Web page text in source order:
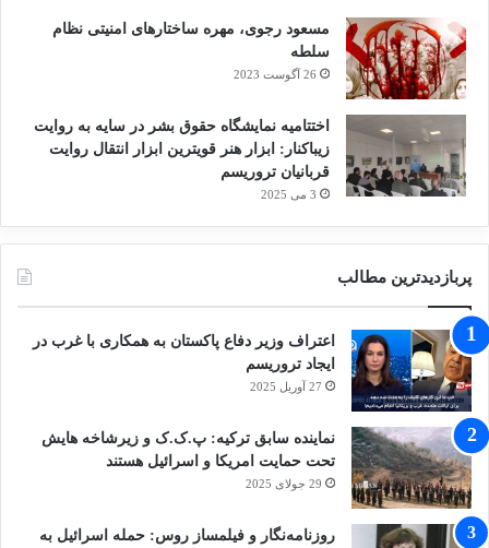
مسعود رجوی، مهره ساختارهای امنیتی نظام
سلطه
26 آگوست 2023
اختتامیه نمایشگاه حقوق بشر در سایه به روایت
زیباکنار: ابزار هنر قویترین ابزار انتقال روایت
قربانیان تروریسم
3 می 2025
پربازدیدترین مطالب
اعتراف وزیر دفاع پاکستان به همکاری با غرب در
ایجاد تروریسم
27 آوریل 2025
نماینده سابق ترکیه: پ.ک.ک و زیرشاخه هایش
تحت حمایت امریکا و اسرائیل هستند
29 جولای 2025
روزنامه‌نگار و فیلمساز روس: حمله اسرائیل به